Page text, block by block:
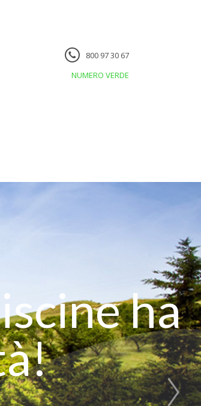
800 97 30 67
NUMERO VERDE
ha